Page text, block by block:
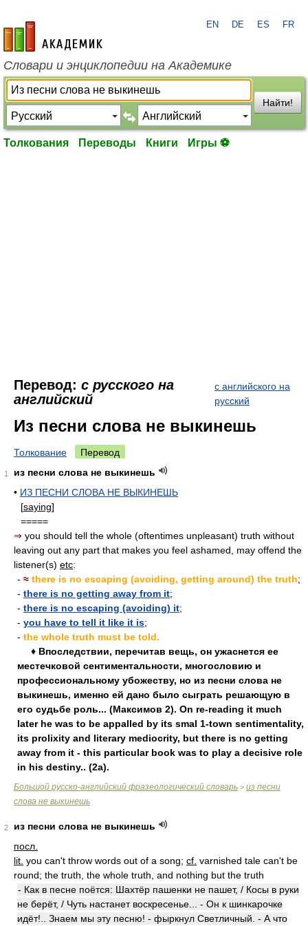
academic.ru
EN DE ES FR
Словари и энциклопедии на Академике
Найти!
Толкования Переводы Книги Игры ⚽
Перевод: с русского на
английский
с английского на
русский
Из песни слова не выкинешь
Толкование Перевод
1
из песни слова не выкинешь
• ИЗ ПЕСНИ СЛОВА НЕ ВЫКИНЕШЬ
[saying]
=====
⇒ you should tell the whole (oftentimes unpleasant) truth without
leaving out any part that makes you feel ashamed, may offend the
listener(s) etc:
- ≈ there is no escaping (avoiding, getting around) the truth;
- there is no getting away from it;
- there is no escaping (avoiding) it;
- you have to tell it like it is;
- the whole truth must be told.
♦ Впоследствии, перечитав вещь, он ужаснется ее
местечковой сентиментальности, многословию и
профессиональному убожеству, но из песни слова не
выкинешь, именно ей дано было сыграть решающую в
его судьбе роль... (Максимов 2). On re-reading it much
later he was to be appalled by its smal 1-town sentimentality,
its prolixity and literary mediocrity, but there is no getting
away from it - this particular book was to play a decisive role
in his destiny.. (2a).
Большой русско-английский фразеологический словарь > из песни
слова не выкинешь
2
из песни слова не выкинешь
посл.
lit. you can't throw words out of a song; cf. varnished tale can't be
round; the truth, the whole truth, and nothing but the truth
- Как в песне поётся: Шахтёр пашенки не пашет, / Косы в руки
не берёт, / Чуть настанет воскресенье... - Он к шинкарочке
идёт!.. Знаем мы эту песню! - фыркнул Светличный. - А что